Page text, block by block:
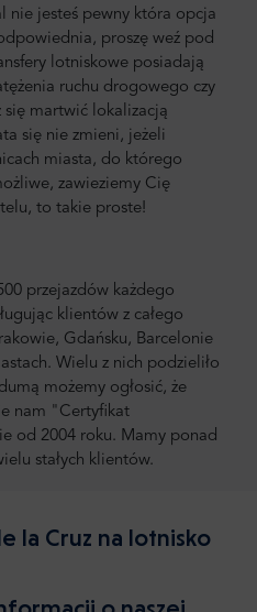
nie jesteś pewny która opcja
proszę weź pod
lotniskowe posiadają
ruchu drogowego czy
martwić lokalizacją
się nie zmieni, jeżeli
miasta, do którego
zawieziemy Cię
to takie proste!
przejazdów każdego
klientów z całego
Gdańsku, Barcelonie
Wielu z nich podzieliło
możemy ogłosić, że
nam "Certyfikat
od 2004 roku. Mamy ponad
stałych klientów.
la Cruz na lotnisko